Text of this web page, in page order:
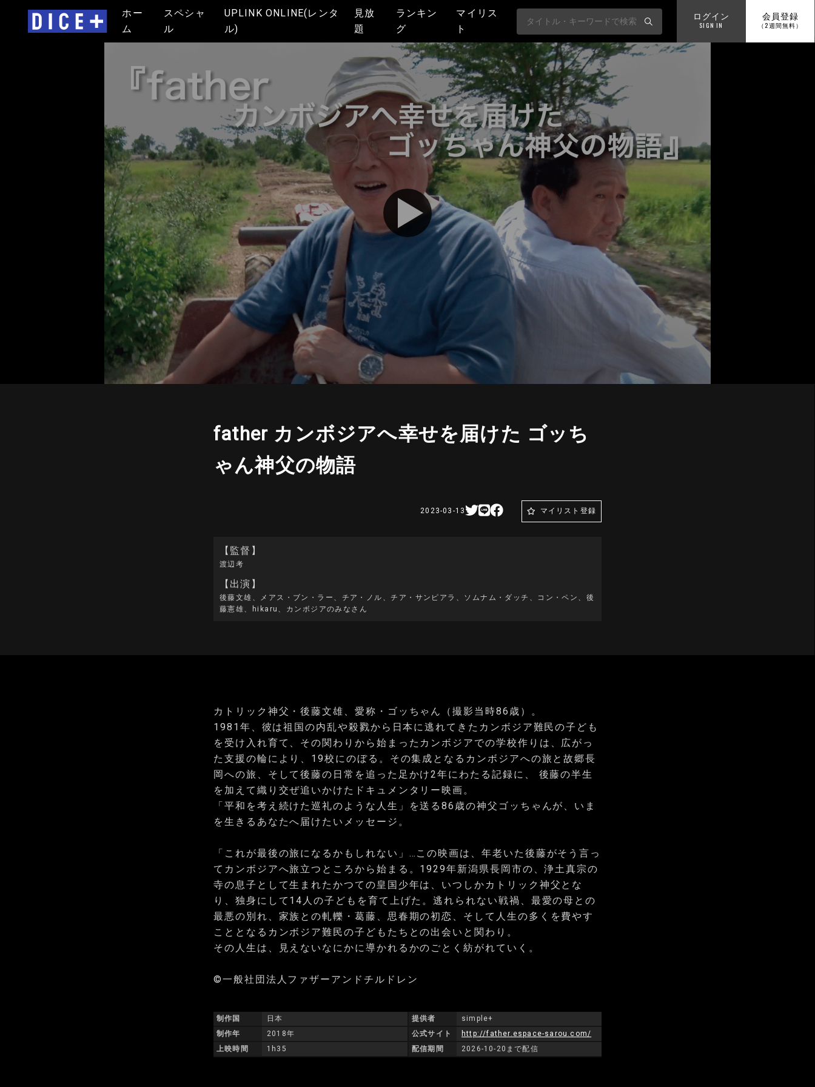
ホー
ム
スペシャ
ル
UPLINK ONLINE(レンタ
ル)
見放
題
ランキン
グ
マイリス
ト
ログイン
SIGN IN
会員登録
（2週間無料）
father カンボジアへ幸せを届けた ゴッち
ゃん神父の物語
2023-03-13 マイリスト登録
【監督】
渡辺考
【出演】
後藤文雄、メアス・ブン・ラー、チア・ノル、チア・サンピアラ、ソムナム・ダッチ、コン・ペン、後
藤憲雄、hikaru、カンボジアのみなさん
カトリック神父・後藤文雄、愛称・ゴッちゃん（撮影当時86歳）。
1981年、彼は祖国の内乱や殺戮から日本に逃れてきたカンボジア難民の子ども
を受け入れ育て、その関わりから始まったカンボジアでの学校作りは、広がっ
た支援の輪により、19校にのぼる。その集成となるカンボジアへの旅と故郷長
岡への旅、そして後藤の日常を追った足かけ2年にわたる記録に、 後藤の半生
を加えて織り交ぜ追いかけたドキュメンタリー映画。
「平和を考え続けた巡礼のような人生」を送る86歳の神父ゴッちゃんが、いま
を生きるあなたへ届けたいメッセージ。
「これが最後の旅になるかもしれない」…この映画は、年老いた後藤がそう言っ
てカンボジアへ旅立つところから始まる。1929年新潟県長岡市の、浄土真宗の
寺の息子として生まれたかつての皇国少年は、いつしかカトリック神父とな
り、独身にして14人の子どもを育て上げた。逃れられない戦禍、最愛の母との
最悪の別れ、家族との軋轢・葛藤、思春期の初恋、そして人生の多くを費やす
こととなるカンボジア難民の子どもたちとの出会いと関わり。
その人生は、見えないなにかに導かれるかのごとく紡がれていく。
©一般社団法人ファザーアンドチルドレン
制作国
日本
制作年
2018年
上映時間
1h35
提供者
simple+
公式サイト
http://father.espace-sarou.com/
配信期間
2026-10-20まで配信